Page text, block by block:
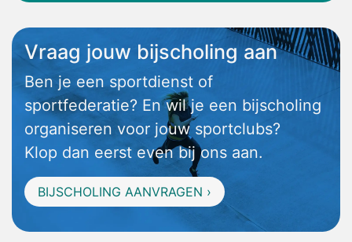
Vraag jouw bijscholing aan
Ben je een sportdienst of
sportfederatie? En wil je een bijscholing
organiseren voor jouw sportclubs?
Klop dan eerst even bij ons aan.
BIJSCHOLING AANVRAGEN ›